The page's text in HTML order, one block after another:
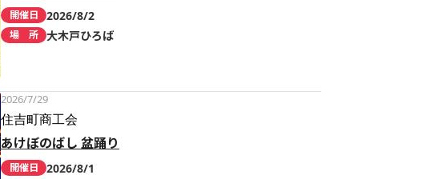
開催日 2026/8/2
場 所 大木戸ひろば
2026/7/29
住吉町商工会
あけぼのばし 盆踊り
開催日 2026/8/1